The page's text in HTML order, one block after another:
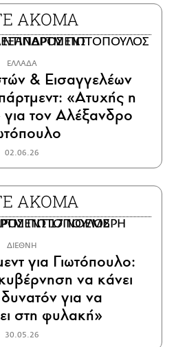
ΑΚΟΜΑ
ΕΛΛΑΔΑ
& Εισαγγελέων
«Ατυχής η
τον Αλέξανδρο
02.06.26
ΑΚΟΜΑ
ΔΙΕΘΝΗ
για Γιωτόπουλο:
να κάνει
δυνατόν για να
στη φυλακή»
30.05.26